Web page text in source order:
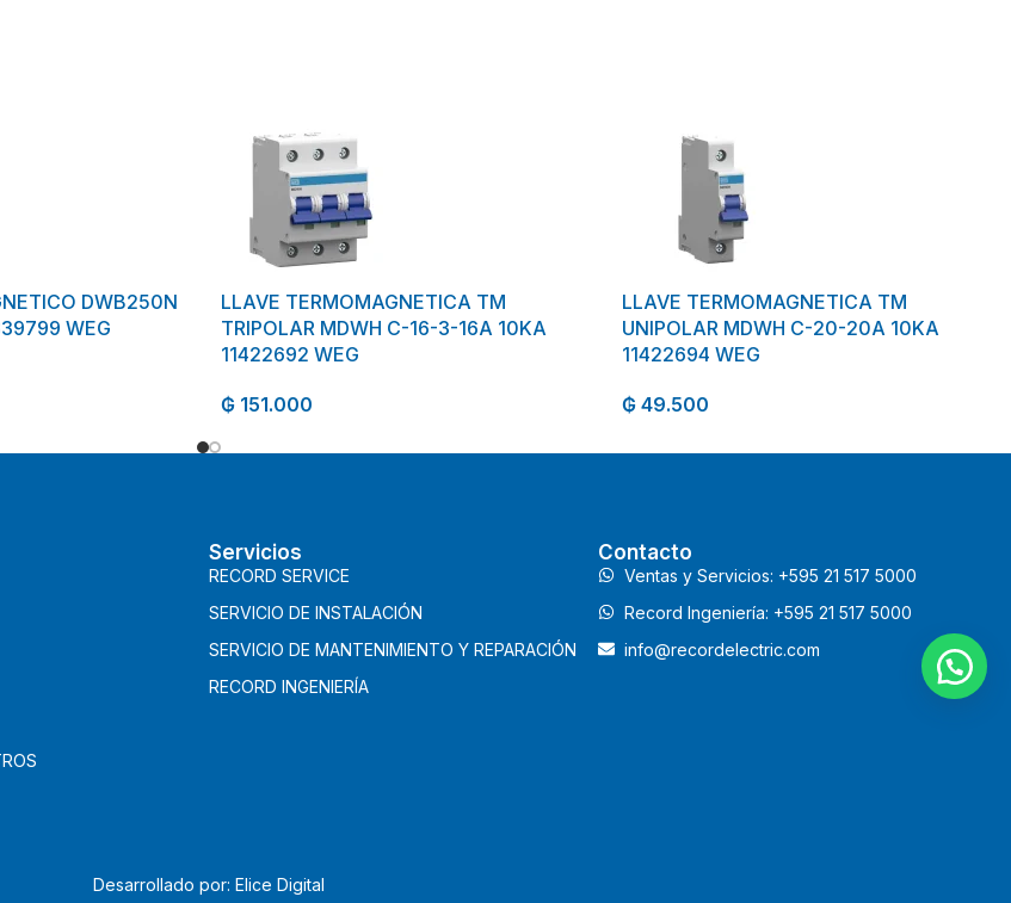
DWB250N
WEG
LLAVE TERMOMAGNETICA TM
TRIPOLAR MDWH C-16-3-16A 10KA
11422692 WEG
₲ 151.000
LLAVE TERMOMAGNETICA TM
UNIPOLAR MDWH C-20-20A 10KA
11422694 WEG
₲ 49.500
Servicios
RECORD SERVICE
SERVICIO DE INSTALACIÓN
SERVICIO DE MANTENIMIENTO Y REPARACIÓN
RECORD INGENIERÍA
Contacto
Ventas y Servicios: +595 21 517 5000
Record Ingeniería: +595 21 517 5000
info@recordelectric.com
Desarrollado por: Elice Digital